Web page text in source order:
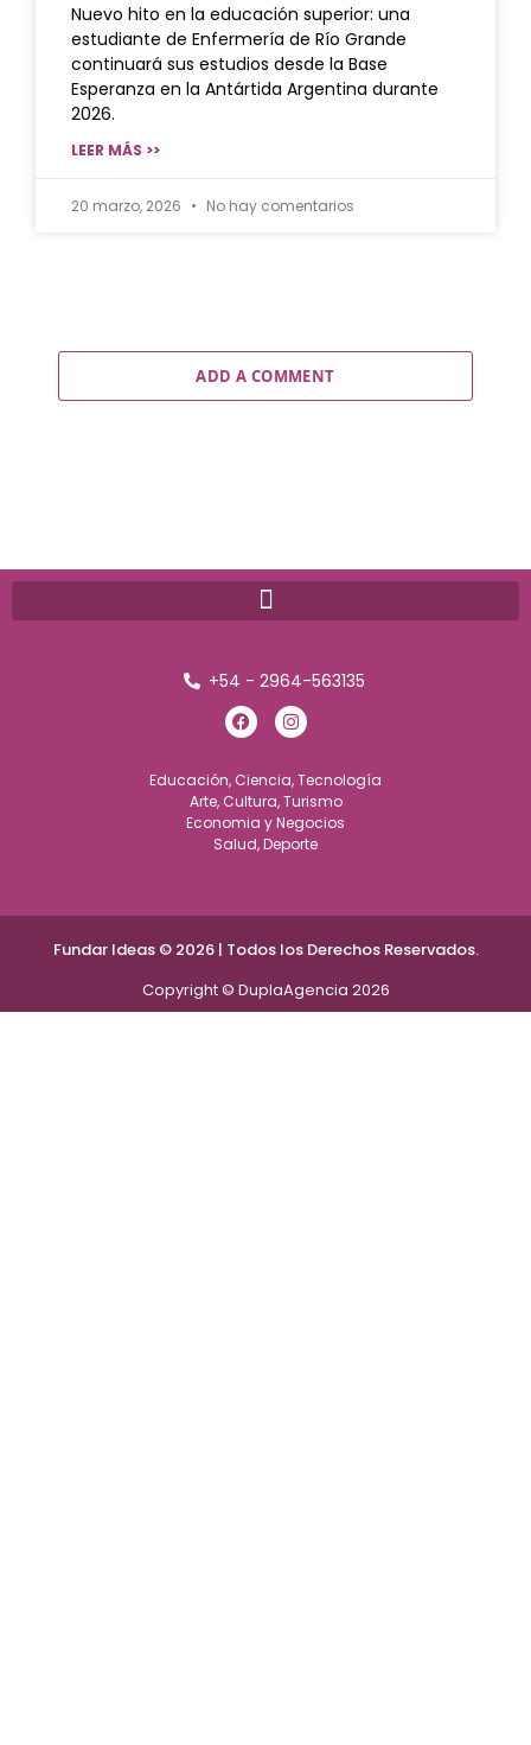
Nuevo hito en la educación superior: una
estudiante de Enfermería de Río Grande
continuará sus estudios desde la Base
Esperanza en la Antártida Argentina durante
2026.
LEER MÁS >>
20 marzo, 2026 No hay comentarios
ADD A COMMENT
+54 - 2964-563135
Educación, Ciencia, Tecnología
Arte, Cultura, Turismo
Economia y Negocios
Salud, Deporte
Fundar Ideas © 2026 | Todos los Derechos Reservados.
Copyright © DuplaAgencia 2026